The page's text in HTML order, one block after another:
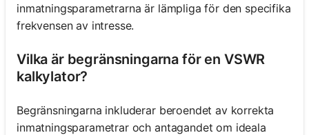
inmatningsparametrarna är lämpliga för den specifika
frekvensen av intresse.
Vilka är begränsningarna för en VSWR
kalkylator?
Begränsningarna inkluderar beroendet av korrekta
inmatningsparametrar och antagandet om ideala